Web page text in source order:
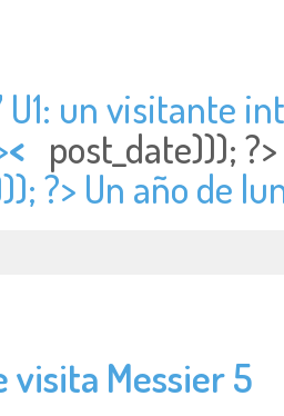
U1: un visitante
< post_date))); ?>
?> Un año de
visita Messier 5